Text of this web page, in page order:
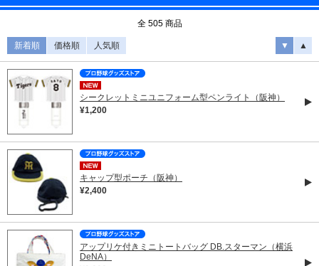
全 505 商品
新着順 価格順 人気順 ▼ ▲
シークレットミニユニフォーム型ペンライト（阪神）
¥1,200
キャップ型ポーチ（阪神）
¥2,400
アップリケ付きミニトートバッグ DB.スターマン（横浜
DeNA）